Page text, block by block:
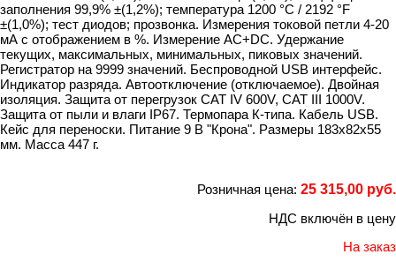
заполнения 99,9% ±(1,2%); температура 1200 °C / 2192 °F
±(1,0%); тест диодов; прозвонка. Измерения токовой петли 4-20
мА с отображением в %. Измерение AC+DC. Удержание
текущих, максимальных, минимальных, пиковых значений.
Регистратор на 9999 значений. Беспроводной USB интерфейс.
Индикатор разряда. Автоотключение (отключаемое). Двойная
изоляция. Защита от перегрузок CAT IV 600V, CAT III 1000V.
Защита от пыли и влаги IP67. Термопара К-типа. Кабель USB.
Кейс для переноски. Питание 9 В "Крона". Размеры 183х82х55
мм. Масса 447 г.
Розничная цена: 25 315,00 руб.
НДС включён в цену
На заказ